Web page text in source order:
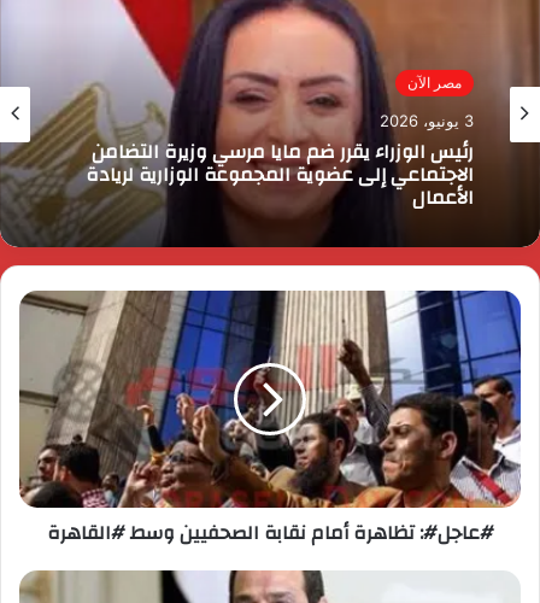
مصر الآن
3 يونيو، 2026
رئيس الوزراء يقرر ضم مايا مرسي وزيرة التضامن
الاجتماعي إلى عضوية المجموعة الوزارية لريادة
الأعمال
‫#‏عاجل‬#: تظاهرة أمام نقابة الصحفيين وسط ‫#‏القاهرة‬